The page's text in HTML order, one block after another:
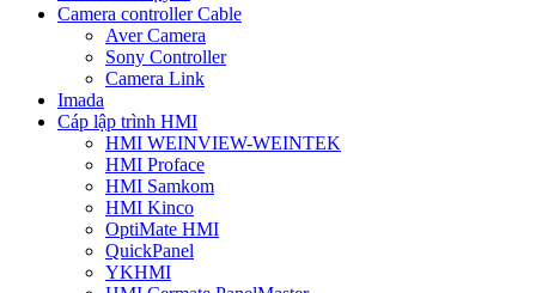
Camera controller Cable
Aver Camera
Sony Controller
Camera Link
Imada
Cáp lập trình HMI
HMI WEINVIEW-WEINTEK
HMI Proface
HMI Samkom
HMI Kinco
OptiMate HMI
QuickPanel
YKHMI